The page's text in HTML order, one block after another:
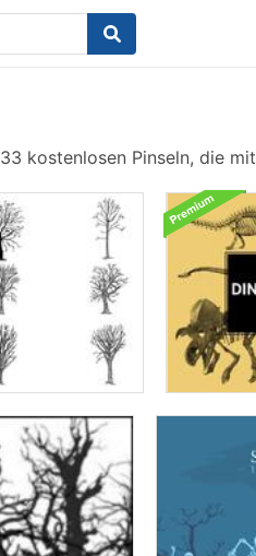
33 kostenlosen Pinseln, die mit